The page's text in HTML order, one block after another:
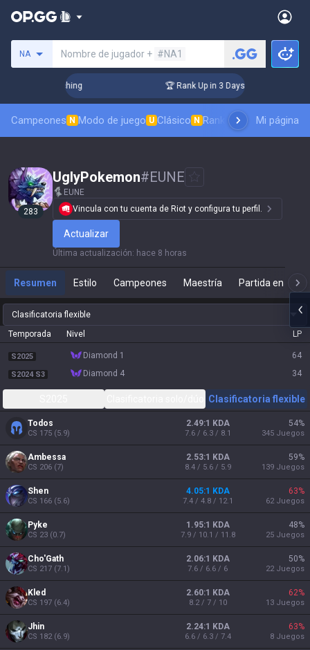
NA Nombre de jugador + #NA1
Coaching 🏆 Rank Up in 3 Days! Challenger
Campeones N Modo de juego U Clásico N Ranking de aspectos
Mi página
283
UglyPokemon#EUNE
EUNE
Vincula con tu cuenta de Riot y configura tu perfil.
Actualizar
Última actualización: hace 8 horas
Resumen Estilo Campeones Maestría Partida en
Clasificatoria flexible
Temporada
Nivel LP
S2025 diamond 1 64
S2024 S3 diamond 4 34
Clasificatoria flexible
Todos
CS 175 (5.9)
2.49:1 KDA
7.6 / 6.3 / 8.1
54%
345 Juegos
Ambessa
CS 206 (7)
2.53:1 KDA
8.4 / 5.6 / 5.9
59%
139 Juegos
Shen
CS 166 (5.6)
4.05:1 KDA
7.4 / 4.8 / 12.1
63%
62 Juegos
Pyke
CS 23 (0.7)
1.95:1 KDA
7.9 / 10.1 / 11.8
48%
25 Juegos
Cho'Gath
CS 217 (7.1)
2.06:1 KDA
7.6 / 6.6 / 6
50%
22 Juegos
Kled
CS 197 (6.4)
2.60:1 KDA
8.2 / 7 / 10
62%
13 Juegos
Jhin
CS 182(6.9)
2.24:1 KDA
6.6 / 6.3 / 7.4
63%
8 Juegos